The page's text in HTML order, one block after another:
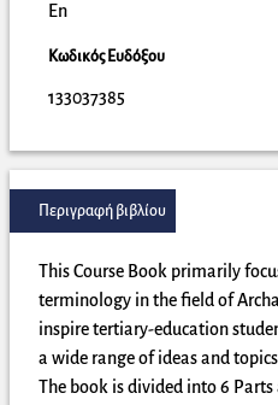
En
Κωδικός Ευδόξου
133037385
Περιγραφή βιβλίου
This Course Book primarily
terminology in the field of
inspire tertiary-education
a wide range of ideas and
The book is divided into 6